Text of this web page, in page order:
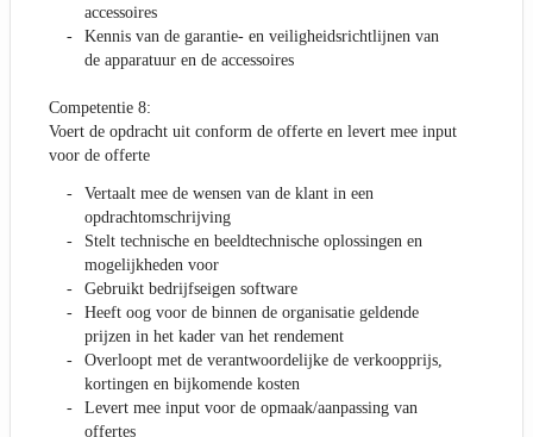
accessoires
Kennis van de garantie- en veiligheidsrichtlijnen van
de apparatuur en de accessoires
Competentie 8:
Voert de opdracht uit conform de offerte en levert mee input
voor de offerte
Vertaalt mee de wensen van de klant in een
opdrachtomschrijving
Stelt technische en beeldtechnische oplossingen en
mogelijkheden voor
Gebruikt bedrijfseigen software
Heeft oog voor de binnen de organisatie geldende
prijzen in het kader van het rendement
Overloopt met de verantwoordelijke de verkoopprijs,
kortingen en bijkomende kosten
Levert mee input voor de opmaak/aanpassing van
offertes